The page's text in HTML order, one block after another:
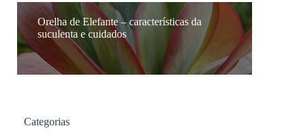
Orelha de Elefante – características da
suculenta e cuidados
Categorias